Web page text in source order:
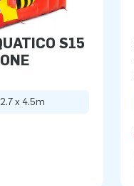
S15
x 4.5m